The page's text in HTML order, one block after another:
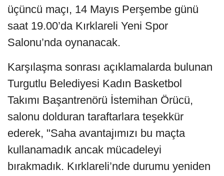
üçüncü maçı, 14 Mayıs Perşembe günü
saat 19.00’da Kırklareli Yeni Spor
Salonu’nda oynanacak.
Karşılaşma sonrası açıklamalarda bulunan
Turgutlu Belediyesi Kadın Basketbol
Takımı Başantrenörü İstemihan Örücü,
salonu dolduran taraftarlara teşekkür
ederek, "Saha avantajımızı bu maçta
kullanamadık ancak mücadeleyi
bırakmadık. Kırklareli’nde durumu yeniden